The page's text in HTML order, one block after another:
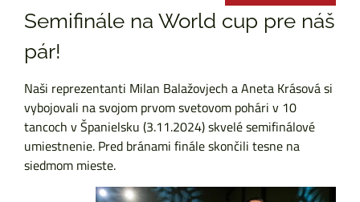
Semifinále na World cup pre náš
pár!
Naši reprezentanti Milan Balažovjech a Aneta Krásová si
vybojovali na svojom prvom svetovom pohári v 10
tancoch v Španielsku (3.11.2024) skvelé semifinálové
umiestnenie. Pred bránami finále skončili tesne na
siedmom mieste.